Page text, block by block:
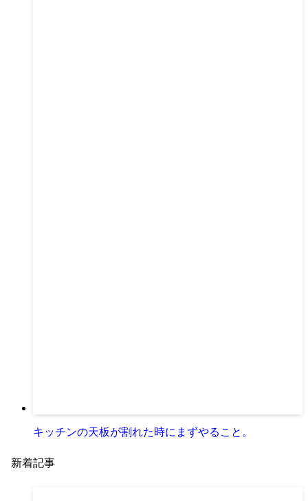
キッチンの天板が割れた時にまずやること。
新着記事